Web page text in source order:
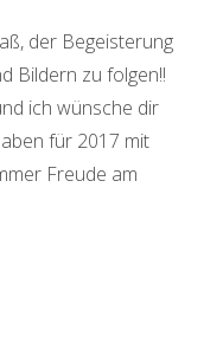
der Begeisterung
Bildern zu folgen!!
ich wünsche dir
für 2017 mit
Freude am